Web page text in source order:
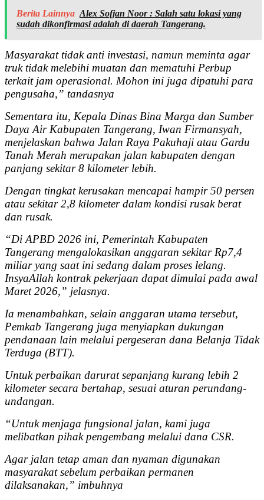
Berita Lainnya Alex Sofjan Noor : Salah satu lokasi yang
sudah dikonfirmasi adalah di daerah Tangerang.
Masyarakat tidak anti investasi, namun meminta agar
truk tidak melebihi muatan dan mematuhi Perbup
terkait jam operasional. Mohon ini juga dipatuhi para
pengusaha,” tandasnya
Sementara itu, Kepala Dinas Bina Marga dan Sumber
Daya Air Kabupaten Tangerang, Iwan Firmansyah,
menjelaskan bahwa Jalan Raya Pakuhaji atau Gardu
Tanah Merah merupakan jalan kabupaten dengan
panjang sekitar 8 kilometer lebih.
Dengan tingkat kerusakan mencapai hampir 50 persen
atau sekitar 2,8 kilometer dalam kondisi rusak berat
dan rusak.
“Di APBD 2026 ini, Pemerintah Kabupaten
Tangerang mengalokasikan anggaran sekitar Rp7,4
miliar yang saat ini sedang dalam proses lelang.
InsyaAllah kontrak pekerjaan dapat dimulai pada awal
Maret 2026,” jelasnya.
Ia menambahkan, selain anggaran utama tersebut,
Pemkab Tangerang juga menyiapkan dukungan
pendanaan lain melalui pergeseran dana Belanja Tidak
Terduga (BTT).
Untuk perbaikan darurat sepanjang kurang lebih 2
kilometer secara bertahap, sesuai aturan perundang-
undangan.
“Untuk menjaga fungsional jalan, kami juga
melibatkan pihak pengembang melalui dana CSR.
Agar jalan tetap aman dan nyaman digunakan
masyarakat sebelum perbaikan permanen
dilaksanakan,” imbuhnya